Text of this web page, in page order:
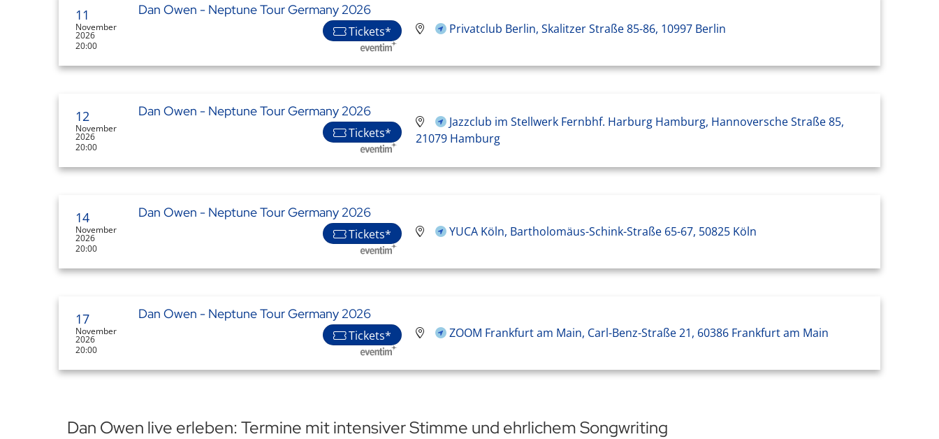
11
November
2026
20:00
Dan Owen - Neptune Tour Germany 2026
Tickets* Privatclub Berlin, Skalitzer Straße 85-86, 10997 Berlin
12
November
2026
20:00
Dan Owen - Neptune Tour Germany 2026
Tickets*
Jazzclub im Stellwerk Fernbhf. Harburg Hamburg, Hannoversche Straße 85,
21079 Hamburg
14
November
2026
20:00
Dan Owen - Neptune Tour Germany 2026
Tickets* YUCA Köln, Bartholomäus-Schink-Straße 65-67, 50825 Köln
17
November
2026
20:00
Dan Owen - Neptune Tour Germany 2026
Tickets* ZOOM Frankfurt am Main, Carl-Benz-Straße 21, 60386 Frankfurt am Main
Dan Owen live erleben: Termine mit intensiver Stimme und ehrlichem Songwriting